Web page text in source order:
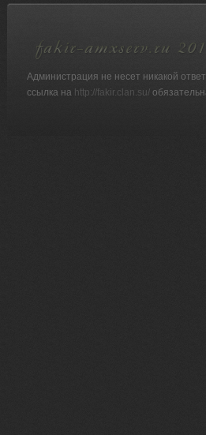
Администрация не несет никакой
ссылка на http://fakir.clan.su/